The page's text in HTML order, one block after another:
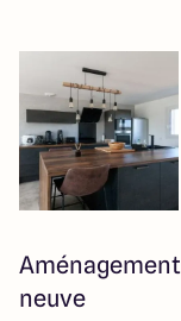
neuve